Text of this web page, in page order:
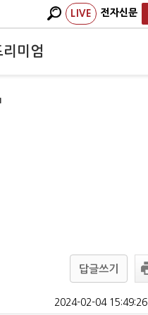
LIVE 전자신문
리미엄
답글쓰기
2024-02-04 15:49:26